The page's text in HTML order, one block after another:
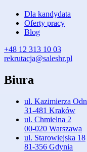
Dla kandydata
Oferty pracy
Blog
+48 12 313 10 03
rekrutacja@saleshr.pl
Biura
ul. Kazimierza
31-481 Kraków
ul. Chmielna 2
00-020 Warszawa
ul. Starowiejska 18
81-356 Gdynia